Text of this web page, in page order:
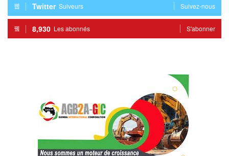
Twitter Suiveurs Suivez-nous
8,930 Les abonnés S'abonner